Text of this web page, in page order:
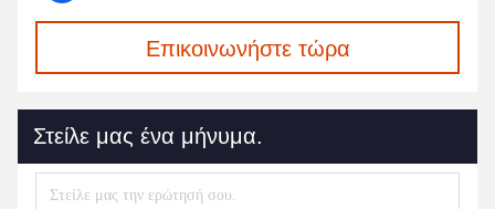
Επικοινωνήστε τώρα
Στείλε μας ένα μήνυμα.